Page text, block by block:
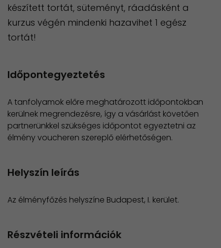
készített tortát, süteményt, ráadásként a
kurzus végén mindenki hazavihet 1 egész
tortát!
Időpontegyeztetés
A tanfolyamok előre meghatározott időpontokban
kerülnek megrendezésre, így a vásárlást követően
partnerünkkel szükséges időpontot egyeztetni az
élmény voucheren szereplő elérhetőségen.
Helyszín leírás
Az élményfőzés helyszíne Budapest, I. kerület.
Részvételi információk